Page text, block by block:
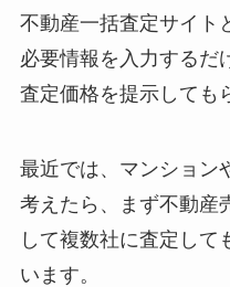
不動産一括査定サイト
必要情報を入力するだ
査定価格を提示しても
最近では、マンション
考えたら、まず不動産
して複数社に査定して
います。